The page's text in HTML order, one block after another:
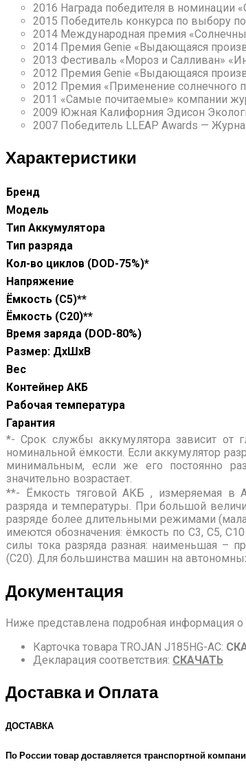
2016 Награда победителя в номинации
2015 Победитель конкурса по выбору
2014 Международная премия
2014 Премия Genie «Выдающаяся
2013 Фестиваль «Мороз и Салливан»
2012 Премия Genie «Выдающаяся
2012 Премия «Применение солнечного
2011 «Самые почитаемые» компании
2009 Южная Калифорния Эдисон
2007 Победитель LLEAP Awards —
Характеристики
Бренд
Модель
Тип Аккумулятора
Тип разряда
Кол-во циклов (DOD-75%)*
Напряжение
Ёмкость (С5)**
Ёмкость (С20)**
Время заряда (DOD-80%)
Размер: ДхШхВ
Вес
Контейнер АКБ
Рабочая температура
Гарантия
*- Срок службы аккумулятора зависит от
номинальной ёмкости. Если аккумулятор
минимальным, если же его постоянно
значительно возрастает.
**- Ёмкость тяговой АКБ , измеряемая в
разряда и температуры. При большой
разряде более длительными режимами
имеются обозначения: ёмкость по С3, С5,
силы тока разряда разная: наименьшая –
(С20). Для большинства машин на автономных
Документация
Ниже представлена подробная информация
Карточка товара TROJAN J185HG-AC:
Декларация соответствия: СКАЧАТЬ
Доставка и Оплата
ДОСТАВКА
По России товар доставляется транспортной